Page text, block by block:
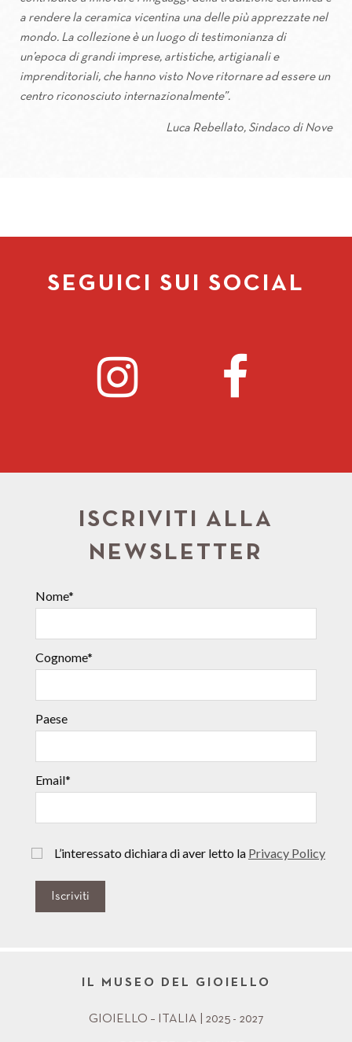
a rendere la ceramica vicentina una delle più apprezzate nel
mondo. La collezione è un luogo di testimonianza di
un’epoca di grandi imprese, artistiche, artigianali e
imprenditoriali, che hanno visto Nove ritornare ad essere un
centro riconosciuto internazionalmente”.
Luca Rebellato, Sindaco di Nove
SEGUICI SUI SOCIAL
ISCRIVITI ALLA
NEWSLETTER
Nome*
Cognome*
Paese
Email*
L’interessato dichiara di aver letto la Privacy Policy
Iscriviti
IL MUSEO DEL GIOIELLO
GIOIELLO – ITALIA | 2025 - 2027